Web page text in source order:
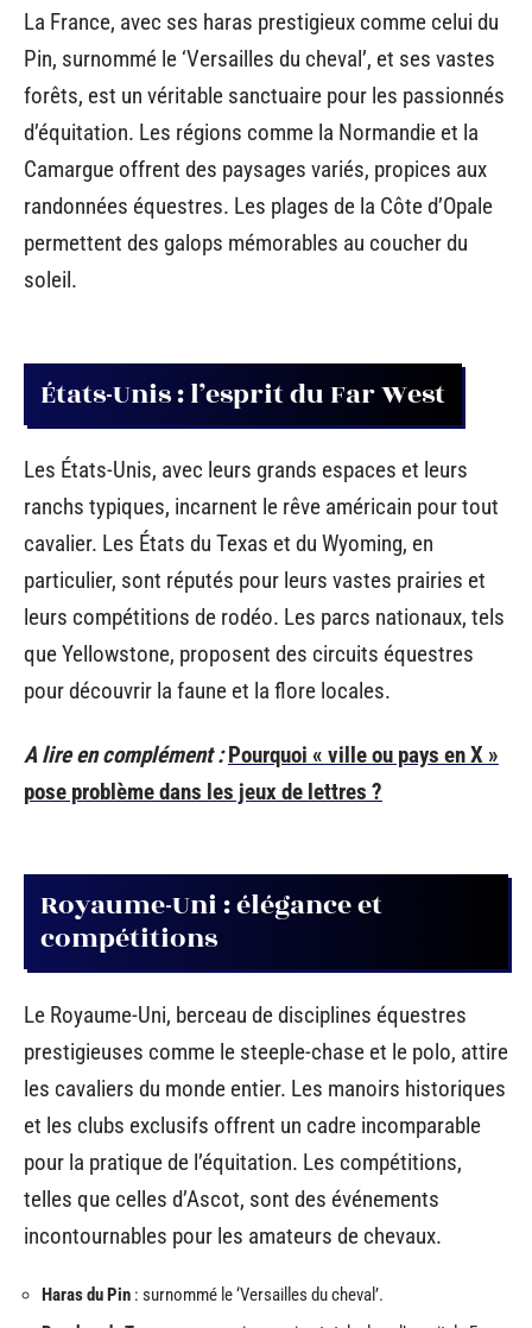
La France, avec ses haras prestigieux comme celui du
Pin, surnommé le ‘Versailles du cheval’, et ses vastes
forêts, est un véritable sanctuaire pour les passionnés
d’équitation. Les régions comme la Normandie et la
Camargue offrent des paysages variés, propices aux
randonnées équestres. Les plages de la Côte d’Opale
permettent des galops mémorables au coucher du
soleil.
États-Unis : l’esprit du Far West
Les États-Unis, avec leurs grands espaces et leurs
ranchs typiques, incarnent le rêve américain pour tout
cavalier. Les États du Texas et du Wyoming, en
particulier, sont réputés pour leurs vastes prairies et
leurs compétitions de rodéo. Les parcs nationaux, tels
que Yellowstone, proposent des circuits équestres
pour découvrir la faune et la flore locales.
A lire en complément : Pourquoi « ville ou pays en X »
pose problème dans les jeux de lettres ?
Royaume-Uni : élégance et
compétitions
Le Royaume-Uni, berceau de disciplines équestres
prestigieuses comme le steeple-chase et le polo, attire
les cavaliers du monde entier. Les manoirs historiques
et les clubs exclusifs offrent un cadre incomparable
pour la pratique de l’équitation. Les compétitions,
telles que celles d’Ascot, sont des événements
incontournables pour les amateurs de chevaux.
Haras du Pin : surnommé le ‘Versailles du cheval’.